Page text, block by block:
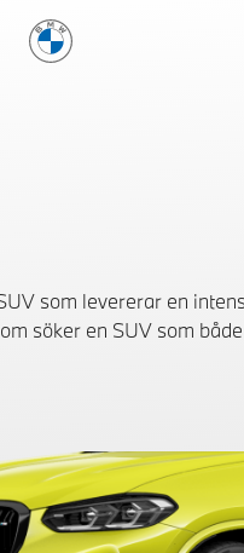
BMW Sverige
som levererar en
söker en SUV som